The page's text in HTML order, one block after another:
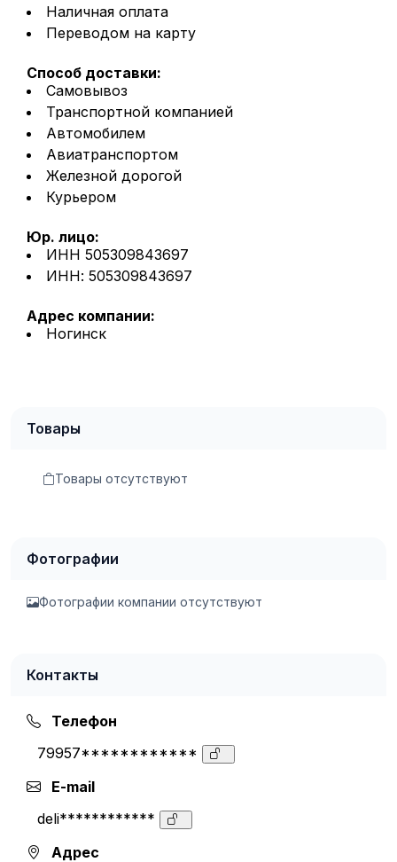
Наличная оплата
Переводом на карту
Способ доставки:
Самовывоз
Транспортной компанией
Автомобилем
Авиатранспортом
Железной дорогой
Курьером
Юр. лицо:
ИНН 505309843697
ИНН: 505309843697
Адрес компании:
Ногинск
Товары
Товары отсутствуют
Фотографии
Фотографии компании отсутствуют
Контакты
Телефон
79957************
E-mail
deli************
Адрес